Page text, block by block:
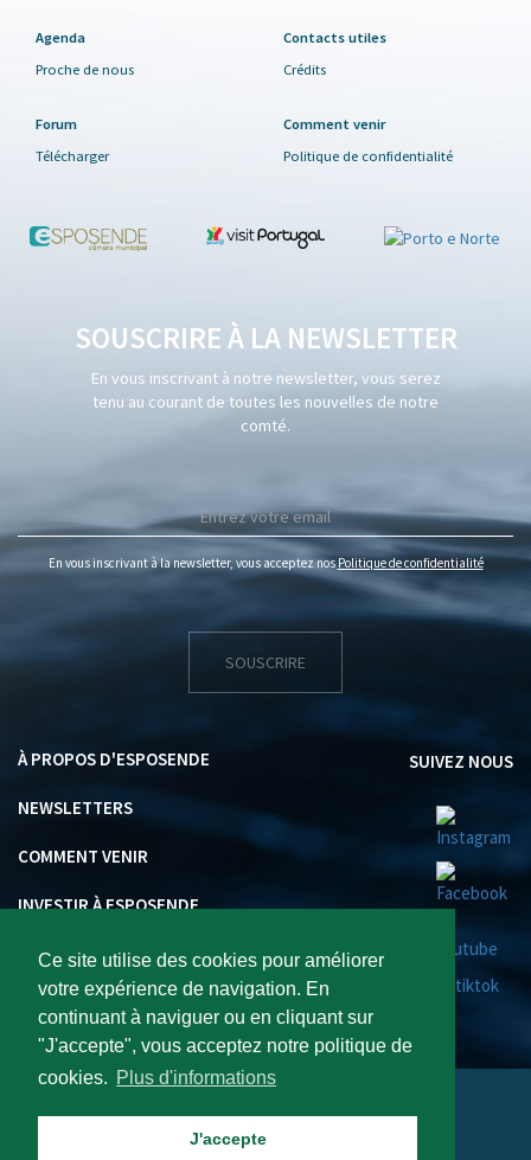
Ce site utilise des cookies pour améliorer
votre expérience de navigation. En
continuant à naviguer ou en cliquant sur
"J'accepte", vous acceptez notre politique de
cookies. Plus d'informations
J'accepte
Agenda
Proche de nous
Contacts utiles
Crédits
Forum
Télécharger
Comment venir
Politique de confidentialité
SOUSCRIRE À LA NEWSLETTER
En vous inscrivant à notre newsletter, vous serez
tenu au courant de toutes les nouvelles de notre
comté.
En vous inscrivant à la newsletter, vous acceptez nosPolitique de confidentialité
SOUSCRIRE
À PROPOS D'ESPOSENDE
NEWSLETTERS
COMMENT VENIR
INVESTIR À ESPOSENDE
SUIVEZ NOUS